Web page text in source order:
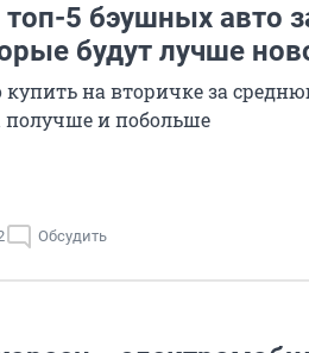
5 бэушных авто
будут лучше
на вторичке за
получше и побольше
Обсудить